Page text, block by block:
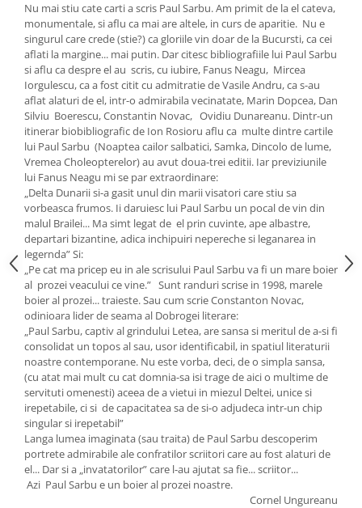
Nu mai stiu cate carti a scris Paul Sarbu. Am primit de la el cateva,
monumentale, si aflu ca mai are altele, in curs de aparitie. Nu e
singurul care crede (stie?) ca gloriile vin doar de la Bucursti, ca cei
aflati la margine... mai putin. Dar citesc bibliografiile lui Paul Sarbu
si aflu ca despre el au scris, cu iubire, Fanus Neagu, Mircea
Iorgulescu, ca a fost citit cu admitratie de Vasile Andru, ca s-au
aflat alaturi de el, intr-o admirabila vecinatate, Marin Dopcea, Dan
Silviu Boerescu, Constantin Novac, Ovidiu Dunareanu. Dintr-un
itinerar biobibliografic de Ion Rosioru aflu ca multe dintre cartile
lui Paul Sarbu (Noaptea cailor salbatici, Samka, Dincolo de lume,
Vremea Choleopterelor) au avut doua-trei editii. Iar previziunile
lui Fanus Neagu mi se par extraordinare:
„Delta Dunarii si-a gasit unul din marii visatori care stiu sa
vorbeasca frumos. Ii daruiesc lui Paul Sarbu un pocal de vin din
malul Brailei... Ma simt legat de el prin cuvinte, ape albastre,
departari bizantine, adica inchipuiri nepereche si leganarea in
legernda” Si:
„Pe cat ma pricep eu in ale scrisului Paul Sarbu va fi un mare boier
al prozei veacului ce vine.” Sunt randuri scrise in 1998, marele
boier al prozei... traieste. Sau cum scrie Constanton Novac,
odinioara lider de seama al Dobrogei literare:
„Paul Sarbu, captiv al grindului Letea, are sansa si meritul de a-si fi
consolidat un topos al sau, usor identificabil, in spatiul literaturii
noastre contemporane. Nu este vorba, deci, de o simpla sansa,
(cu atat mai mult cu cat domnia-sa isi trage de aici o multime de
servituti omenesti) aceea de a vietui in miezul Deltei, unice si
irepetabile, ci si de capacitatea sa de si-o adjudeca intr-un chip
singular si irepetabil”
Langa lumea imaginata (sau traita) de Paul Sarbu descoperim
portrete admirabile ale confratilor scriitori care au fost alaturi de
el... Dar si a „invatatorilor” care l-au ajutat sa fie... scriitor...
Azi Paul Sarbu e un boier al prozei noastre.
Cornel Ungureanu